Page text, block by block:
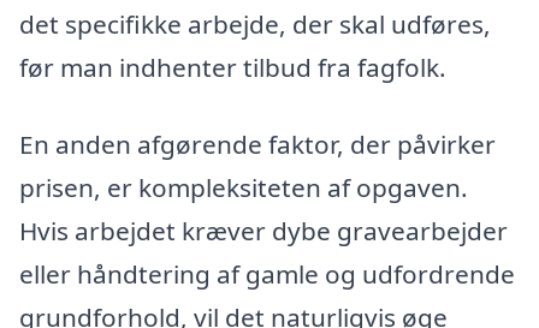
det specifikke arbejde, der skal udføres,
før man indhenter tilbud fra fagfolk.
En anden afgørende faktor, der påvirker
prisen, er kompleksiteten af opgaven.
Hvis arbejdet kræver dybe gravearbejder
eller håndtering af gamle og udfordrende
grundforhold, vil det naturligvis øge